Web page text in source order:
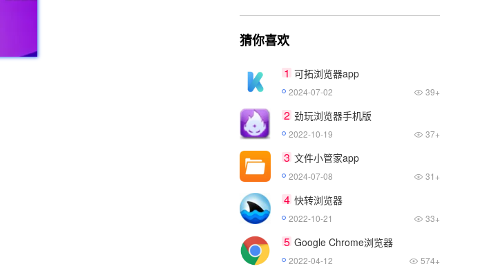
猜你喜欢
1 可拓浏览器app
2024-07-02 39+
2 劲玩浏览器手机版
2022-10-19 37+
3 文件小管家app
2024-07-08 31+
4 快转浏览器
2022-10-21 33+
5 Google Chrome浏览器
2022-04-12 574+